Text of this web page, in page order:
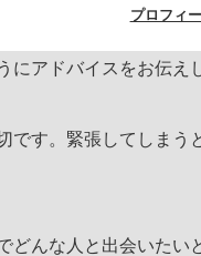
プロフィ
アドバイスをお伝え
です。緊張してしまう
どんな人と出会いたい